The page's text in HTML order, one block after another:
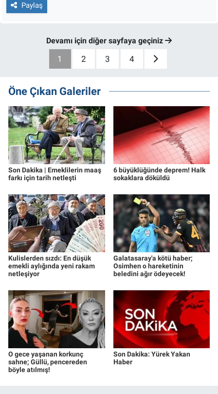
Paylaş
Devamı için diğer sayfaya geçiniz
1 2 3 4
Öne Çıkan Galeriler
Son Dakika | Emeklilerin maaş
farkı için tarih netleşti
6 büyüklüğünde deprem! Halk
sokaklara döküldü
Kulislerden sızdı: En düşük
emekli aylığında yeni rakam
netleşiyor
Galatasaray'a kötü haber;
Osimhen o hareketinin
beledini ağır ödeyecek!
O gece yaşanan korkunç
sahne; Güllü, pencereden
böyle atılmış!
Son Dakika: Yürek Yakan
Haber